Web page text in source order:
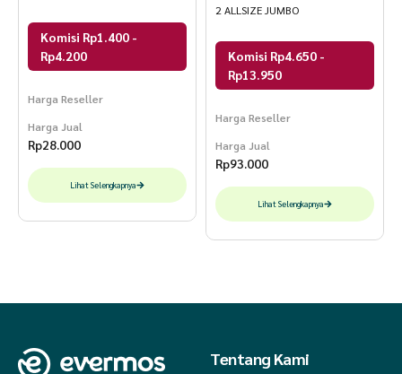
Komisi Rp1.400 -
Rp4.200
Harga Reseller
Harga Jual
Rp28.000
Lihat Selengkapnya
2 ALLSIZE JUMBO
Komisi Rp4.650 -
Rp13.950
Harga Reseller
Harga Jual
Rp93.000
Lihat Selengkapnya
Tentang Kami